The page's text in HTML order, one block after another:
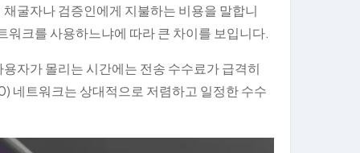
굴자나 검증인에게 지불하는 비용을 말합니
크를 사용하느냐에 따라 큰 차이를 보입니다.
자가 몰리는 시간에는 전송 수수료가 급격히
네트워크는 상대적으로 저렴하고 일정한 수수